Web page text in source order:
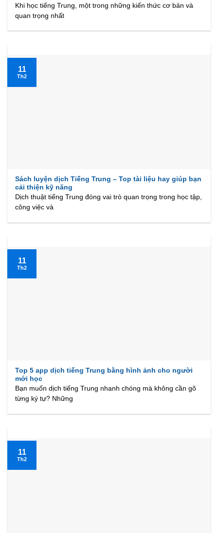
Khi học tiếng Trung, một trong những kiến thức cơ bản và
quan trọng nhất
Sách luyện dịch Tiếng Trung – Top tài liệu hay giúp bạn
cải thiện kỹ năng
Dịch thuật tiếng Trung đóng vai trò quan trọng trong học tập,
công việc và
11
Th2
Top 5 app dịch tiếng Trung bằng hình ảnh cho người
mới học
Bạn muốn dịch tiếng Trung nhanh chóng mà không cần gõ
từng ký tự? Những
11
Th2
11
Th2